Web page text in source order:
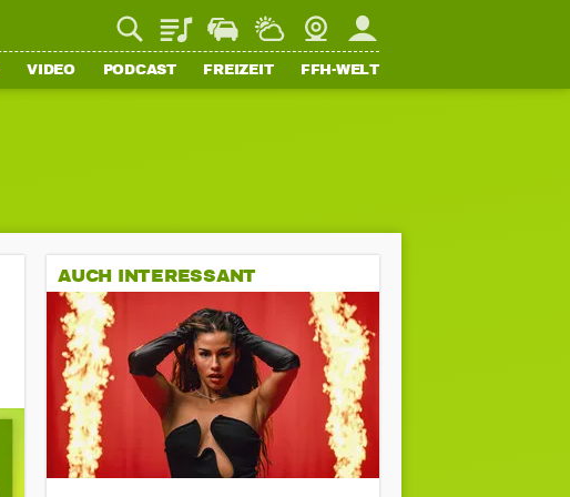
PlaylistStaupilotWetterWebcamMein FFH
VIDEO PODCAST FREIZEIT FFH-WELT
AUCH INTERESSANT